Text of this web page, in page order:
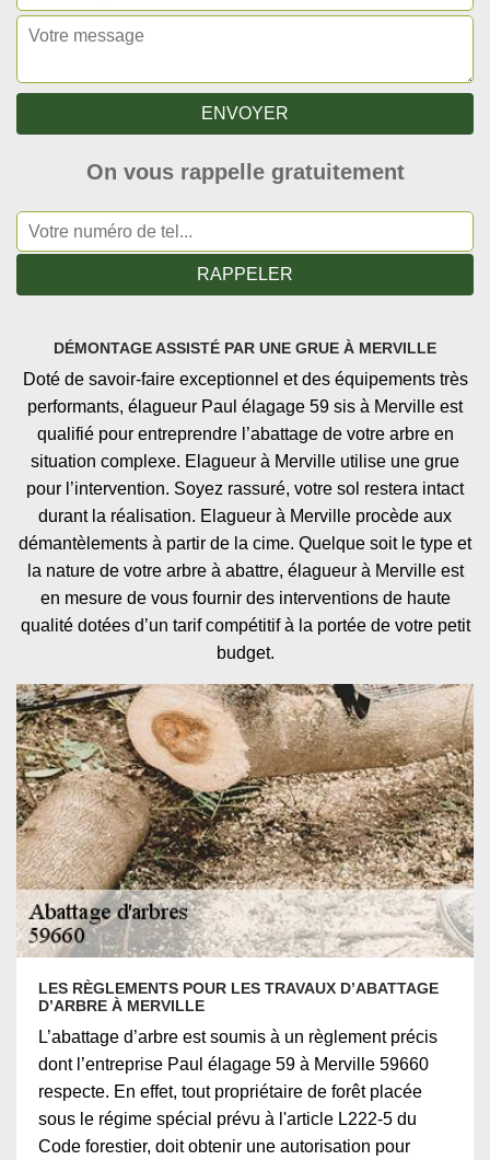
On vous rappelle gratuitement
DÉMONTAGE ASSISTÉ PAR UNE GRUE À MERVILLE
Doté de savoir-faire exceptionnel et des équipements très
performants, élagueur Paul élagage 59 sis à Merville est
qualifié pour entreprendre l’abattage de votre arbre en
situation complexe. Elagueur à Merville utilise une grue
pour l’intervention. Soyez rassuré, votre sol restera intact
durant la réalisation. Elagueur à Merville procède aux
démantèlements à partir de la cime. Quelque soit le type et
la nature de votre arbre à abattre, élagueur à Merville est
en mesure de vous fournir des interventions de haute
qualité dotées d’un tarif compétitif à la portée de votre petit
budget.
LES RÈGLEMENTS POUR LES TRAVAUX D’ABATTAGE
D’ARBRE À MERVILLE
L’abattage d’arbre est soumis à un règlement précis
dont l’entreprise Paul élagage 59 à Merville 59660
respecte. En effet, tout propriétaire de forêt placée
sous le régime spécial prévu à l'article L222-5 du
Code forestier, doit obtenir une autorisation pour